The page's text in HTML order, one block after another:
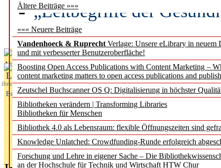
Ältere Beiträge »»»
««« Neuere Beiträge
Vandenhoeck & Ruprecht Verlage: Unsere eLibrary in neuem
und mit verbesserter Benutzeroberfläche!
Boosting Open Access Publications with Content Marketing –
content marketing matters to open access publications and
Zeutschel Buchscanner OS Q: Digitalisierung in höchster
Bibliotheken verändern | Transforming Libraries
Bibliotheken für Menschen
Bibliothek 4.0 als Lebensraum: flexible Öffnungszeiten sind
Knowledge Unlatched: Crowdfunding-Runde erfolgreich
Forschung und Lehre in eigener Sache – Die
an der Hochschule für Technik und Wirtschaft HTW Chur
„Leitbegriffe der
des BIÖG erscheinen
Aktuelles aus
L
ibrary
Essentials